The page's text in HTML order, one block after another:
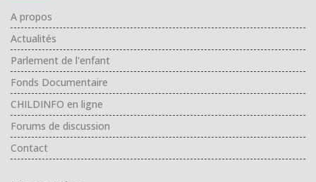
A propos
Actualités
Parlement de l'enfant
Fonds Documentaire
CHILDINFO en ligne
Forums de discussion
Contact